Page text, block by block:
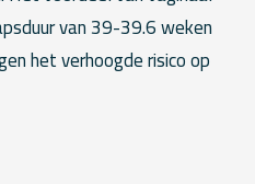
van 39-39.6 weken
het verhoogde risico op